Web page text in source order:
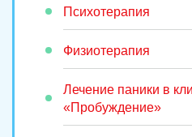
Психотерапия
Физиотерапия
Лечение паники в
«Пробуждение»